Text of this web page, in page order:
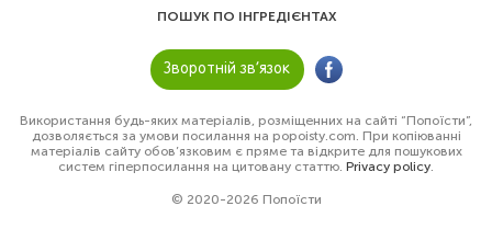
ПОШУК ПО ІНГРЕДІЄНТАХ
Зворотній зв’язок
Використання будь-яких матеріалів, розміщенних на сайті “Попоїсти”,
дозволяється за умови посилання на popoisty.com. При копіюванні
матеріалів сайту обов’язковим є пряме та відкрите для пошукових
систем гіперпосилання на цитовану статтю. Privacy policy.
© 2020-2026 Попоїсти